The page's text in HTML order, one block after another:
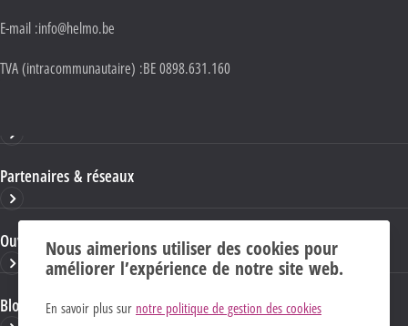
E-mail :info@helmo.be
TVA (intracommunautaire) :BE 0898.631.160
Partenaires & réseaux
Ouvrages & publications
Blogs & sites HELMo
Nous aimerions utiliser des cookies pour
améliorer l’expérience de notre site web.
En savoir plus sur notre politique de gestion des cookies